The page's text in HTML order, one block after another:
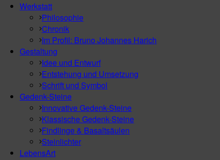
Werkstatt
Philosophie
Chronik
Im Profil: Bruno Johannes Harich
Gestaltung
Idee und Entwurf
Entstehung und Umsetzung
Schrift und Symbol
Gedenk-Steine
Innovative Gedenk-Steine
Klassische Gedenk-Steine
Findlinge & Basaltsäulen
Steinlichter
LebensArt